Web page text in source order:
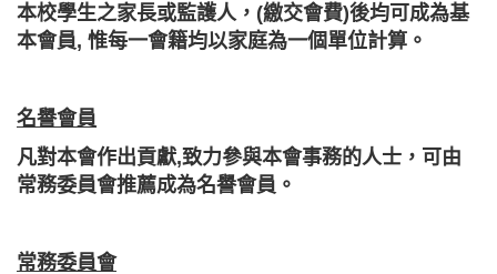
本校學生之家長或監護人，(繳交會費)後均可成為基
本會員, 惟每一會籍均以家庭為一個單位計算。
名譽會員
凡對本會作出貢獻,致力參與本會事務的人士，可由
常務委員會推薦成為名譽會員。
常務委員會